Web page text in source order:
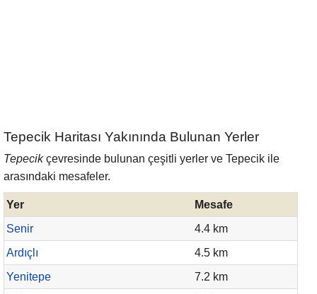
Tepecik Haritası Yakınında Bulunan Yerler
Tepecikçevresinde bulunan çeşitli yerler ve Tepecik ile
arasındaki mesafeler.
Yer
Mesafe
Senir
4.4 km
Ardıçlı
4.5 km
Yenitepe
7.2 km